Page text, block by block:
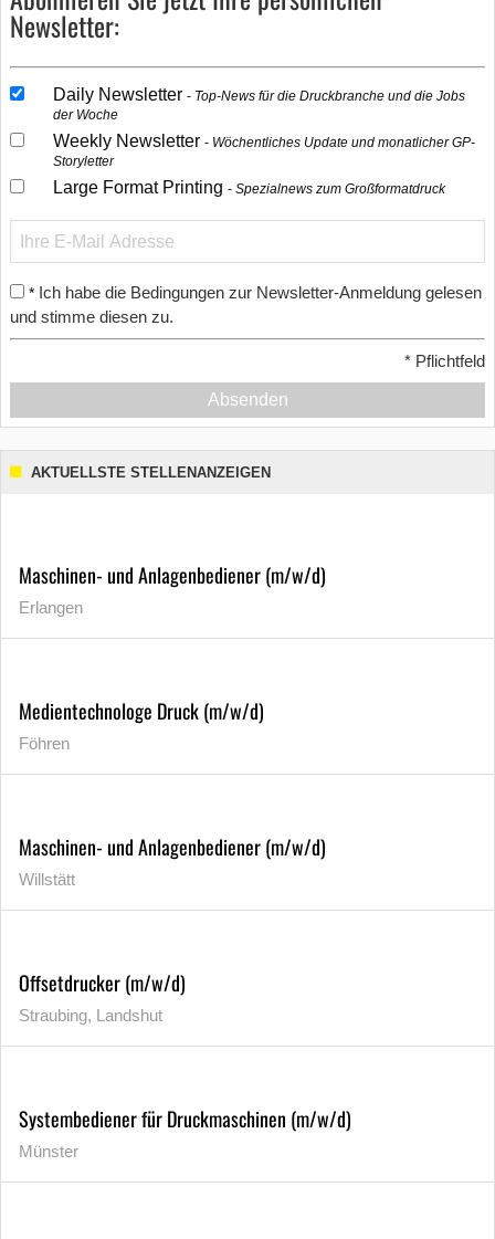
Newsletter:
Daily Newsletter
Top-News für die Druckbranche und die Jobs
der Woche
Weekly Newsletter
Wöchentliches Update und monatlicher GP-
Storyletter
Large Format Printing Spezialnews zum Großformatdruck
* Ich habe die Bedingungen zur Newsletter-Anmeldung gelesen
und stimme diesen zu.
* Pflichtfeld
Absenden
AKTUELLSTE STELLENANZEIGEN
Maschinen- und Anlagenbediener (m/w/d)
Erlangen
Medientechnologe Druck (m/w/d)
Föhren
Maschinen- und Anlagenbediener (m/w/d)
Willstätt
Offsetdrucker (m/w/d)
Straubing, Landshut
Systembediener für Druckmaschinen (m/w/d)
Münster